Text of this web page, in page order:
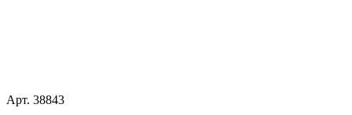
Арт. 38843